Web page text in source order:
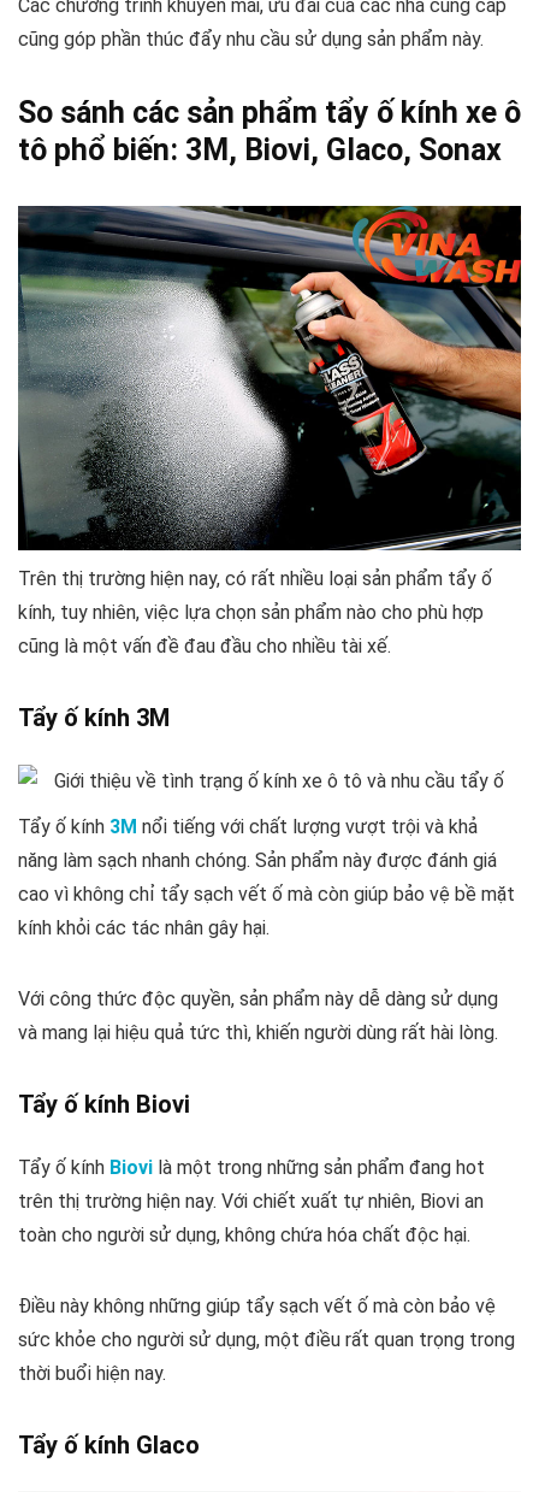
Các chương trình khuyến mãi, ưu đãi của các nhà cung cấp
cũng góp phần thúc đẩy nhu cầu sử dụng sản phẩm này.
So sánh các sản phẩm tẩy ố kính xe ô
tô phổ biến: 3M, Biovi, Glaco, Sonax
Trên thị trường hiện nay, có rất nhiều loại sản phẩm tẩy ố
kính, tuy nhiên, việc lựa chọn sản phẩm nào cho phù hợp
cũng là một vấn đề đau đầu cho nhiều tài xế.
Tẩy ố kính 3M
Tẩy ố kính 3M nổi tiếng với chất lượng vượt trội và khả
năng làm sạch nhanh chóng. Sản phẩm này được đánh giá
cao vì không chỉ tẩy sạch vết ố mà còn giúp bảo vệ bề mặt
kính khỏi các tác nhân gây hại.
Với công thức độc quyền, sản phẩm này dễ dàng sử dụng
và mang lại hiệu quả tức thì, khiến người dùng rất hài lòng.
Tẩy ố kính Biovi
Tẩy ố kính Biovi là một trong những sản phẩm đang hot
trên thị trường hiện nay. Với chiết xuất tự nhiên, Biovi an
toàn cho người sử dụng, không chứa hóa chất độc hại.
Điều này không những giúp tẩy sạch vết ố mà còn bảo vệ
sức khỏe cho người sử dụng, một điều rất quan trọng trong
thời buổi hiện nay.
Tẩy ố kính Glaco